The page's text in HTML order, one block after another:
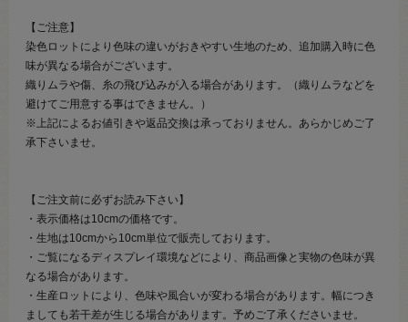
【ご注意】
染色ロットにより色味の違いがおきやすい生地のため、追加購入時に色
味が異なる場合がございます。
織りムラや傷、糸の飛び込みが入る場合があります。（織りムラなどを
避けてご用意する事はできません。）
※上記によるお値引きや返品交換は承っておりません。あらかじめご了
承下さいませ。
【ご注文前に必ずお読み下さい】
・表示価格は10cmの価格です。
・生地は10cmから10cm単位で販売しております。
・ご覧になるディスプレイ環境などにより、商品画像と実物の色味が異
なる場合があります。
・生産ロットにより、色味や風合いが変わる場合があります。幅につき
ましても若干差が生じる場合があります。予めご了承くださいませ。